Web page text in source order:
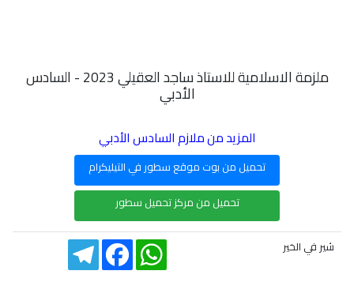
ملزمة الاسلامية للاستاذ ساجد العقيلي 2023 - السادس
الأدبي
المزيد من ملازم السادس الأدبي
تحميل من بوت موقع سطور في التيليكرام
تحميل من مركز تحميل سطور
شير في الخير TelegramFacebookWhatsApp